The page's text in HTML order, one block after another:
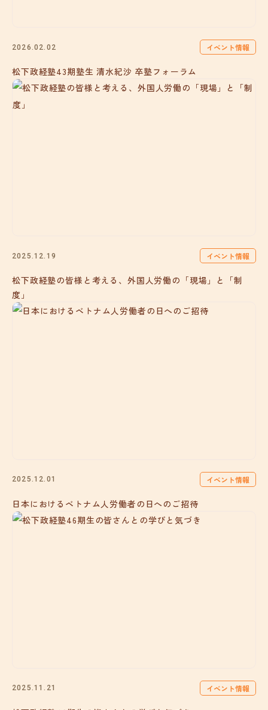
2026.02.02 イベント情報
松下政経塾43期塾生 清水紀沙 卒塾フォーラム
2025.12.19 イベント情報
松下政経塾の皆様と考える、外国人労働の「現場」と「制
度」
2025.12.01 イベント情報
日本におけるベトナム人労働者の日へのご招待
2025.11.21 イベント情報